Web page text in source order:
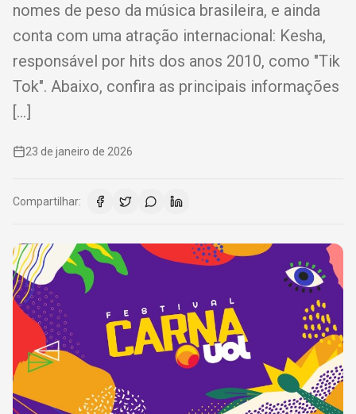
nomes de peso da música brasileira, e ainda
conta com uma atração internacional: Kesha,
responsável por hits dos anos 2010, como "Tik
Tok". Abaixo, confira as principais informações
[…]
23 de janeiro de 2026
Compartilhar: